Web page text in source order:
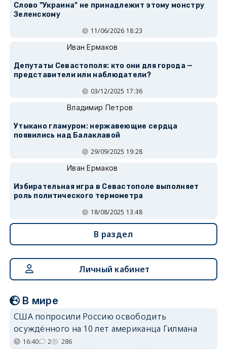
Слово "Украина" не принадлежит этому монстру
Зеленскому
11/06/2026 18:23
Иван Ермаков
Депутаты Севастополя: кто они для города —
представители или наблюдатели?
03/12/2025 17:36
Владимир Петров
Утыкано гламуром: нержавеющие сердца
появились над Балаклавой
29/09/2025 19:28
Иван Ермаков
Избирательная игра в Севастополе выполняет
роль политического термометра
18/08/2025 13:48
В раздел
Личный кабинет
В мире
США попросили Россию освободить
осуждённого на 10 лет американца Гилмана
16:40 2 286